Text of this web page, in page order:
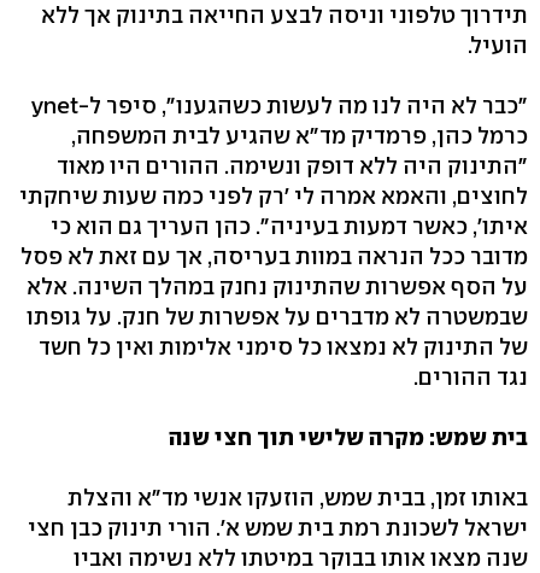
תידרוך טלפוני וניסה לבצע החייאה בתינוק אך ללא
הועיל.
"כבר לא היה לנו מה לעשות כשהגענו", סיפר ל-ynet
כרמל כהן, פרמדיק מד"א שהגיע לבית המשפחה,
"התינוק היה ללא דופק ונשימה. ההורים היו מאוד
לחוצים, והאמא אמרה לי 'רק לפני כמה שעות שיחקתי
איתו', כאשר דמעות בעיניה". כהן העריך גם הוא כי
מדובר ככל הנראה במוות בעריסה, אך עם זאת לא פסל
על הסף אפשרות שהתינוק נחנק במהלך השינה. אלא
שבמשטרה לא מדברים על אפשרות של חנק. על גופתו
של התינוק לא נמצאו כל סימני אלימות ואין כל חשד
נגד ההורים.
בית שמש: מקרה שלישי תוך חצי שנה
באותו זמן, בבית שמש, הוזעקו אנשי מד"א והצלת
ישראל לשכונת רמת בית שמש א'. הורי תינוק כבן חצי
שנה מצאו אותו בבוקר במיטתו ללא נשימה ואביו